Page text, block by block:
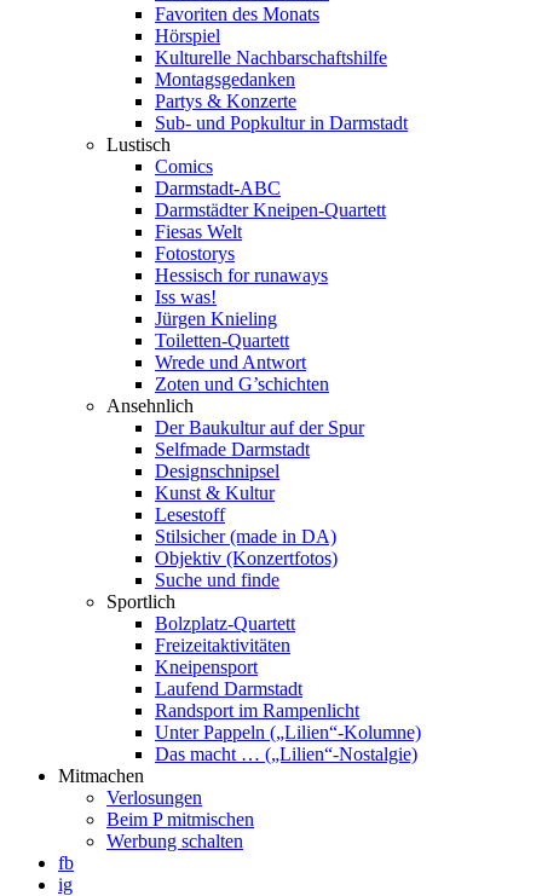
Favoriten des Monats
Hörspiel
Kulturelle Nachbarschaftshilfe
Montagsgedanken
Partys & Konzerte
Sub- und Popkultur in Darmstadt
Lustisch
Comics
Darmstadt-ABC
Darmstädter Kneipen-Quartett
Fiesas Welt
Fotostorys
Hessisch for runaways
Iss was!
Jürgen Knieling
Toiletten-Quartett
Wrede und Antwort
Zoten und G’schichten
Ansehnlich
Der Baukultur auf der Spur
Selfmade Darmstadt
Designschnipsel
Kunst & Kultur
Lesestoff
Stilsicher (made in DA)
Objektiv (Konzertfotos)
Suche und finde
Sportlich
Bolzplatz-Quartett
Freizeitaktivitäten
Kneipensport
Laufend Darmstadt
Randsport im Rampenlicht
Unter Pappeln („Lilien“-Kolumne)
Das macht … („Lilien“-Nostalgie)
Mitmachen
Verlosungen
Beim P mitmischen
Werbung schalten
fb
ig